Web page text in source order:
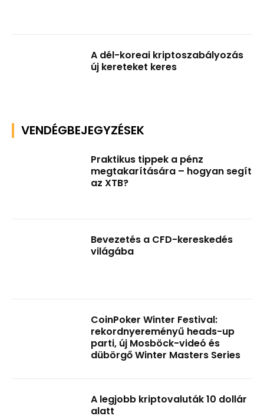
A dél-koreai kriptoszabályozás
új kereteket keres
VENDÉGBEJEGYZÉSEK
Praktikus tippek a pénz
megtakarítására – hogyan segít
az XTB?
Bevezetés a CFD-kereskedés
világába
CoinPoker Winter Festival:
rekordnyereményű heads-up
parti, új Mosböck-videó és
dübörgő Winter Masters Series
A legjobb kriptovaluták 10 dollár
alatt